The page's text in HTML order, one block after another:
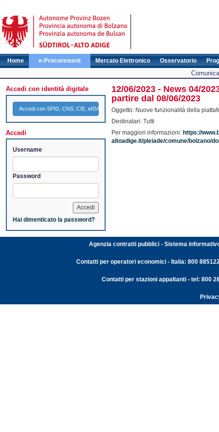
Home e-Procurement Mercato Elettronico Osservatorio
Accedi con identità digitale
Accedi con SPID, CNS, CIE, eIDAS
Accedi
Username
Password
Hai dimenticato la password?
12/06/2023 - News 04/
partire dal 08/06/2023
Oggetto: Nuove funzionalità della
Destinatari: Tutti
Per maggiori informazioni: https://
altoadige.it/pleiade/comune/bolzano/
Agenzia contratti pubblici - Sistema
Contatti per operatori economici - Italia: 800
Contatti per stazioni appaltanti - tel: 800